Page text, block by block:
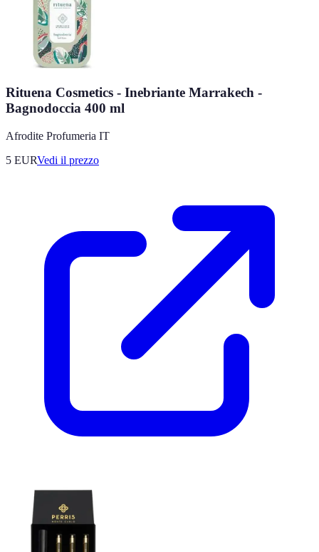
Rituena Cosmetics - Inebriante Marrakech -
Bagnodoccia 400 ml
Afrodite Profumeria IT
5 EURVedi il prezzo